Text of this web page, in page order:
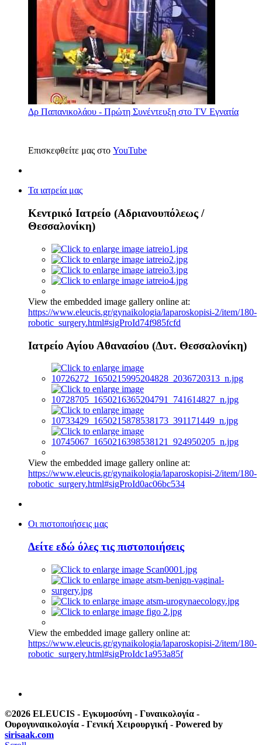
Δρ Παπανικολάου - Πρώτη Συνέντευξη στο TV Εγνατία
Επισκεφθείτε μας στο YouTube
Τα ιατρεία μας
Κεντρικό Ιατρείο (Αδριανουπόλεως /
Θεσσαλονίκη)
View the embedded image gallery online at:
https://www.eleucis.gr/gynaikologia/laparoskopisi-2/item/180-
robotic_surgery.html#sigProId74f985fcfd
Ιατρείο Αγίου Αθανασίου (Δυτ. Θεσσαλονίκη)
View the embedded image gallery online at:
https://www.eleucis.gr/gynaikologia/laparoskopisi-2/item/180-
robotic_surgery.html#sigProId0ac06bc534
Οι πιστοποιήσεις μας
Δείτε εδώ όλες τις πιστοποιήσεις
View the embedded image gallery online at:
https://www.eleucis.gr/gynaikologia/laparoskopisi-2/item/180-
robotic_surgery.html#sigProIdc1a953a85f
©2026 ELEUCIS - Εγκυμοσύνη - Γυναικολογία -
Ουρογυναικολογία - Γενική Χειρουργική - Powered by
sirisaak.com